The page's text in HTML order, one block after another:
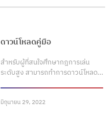
ดาวน์โหลดคู่มือ
สำหรับผู้ที่สนใจศึกษากฎการเล่น
ระดับสูง สามารถทำการดาวน์โหลด…
มิถุนายน 29, 2022